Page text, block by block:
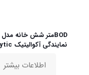
نمایندگی آکوالیتیک Aqualytic
اطلاعات بیشتر